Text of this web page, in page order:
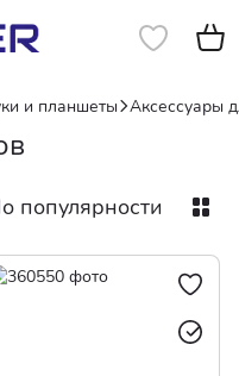
и планшеты Аксессуары
популярности